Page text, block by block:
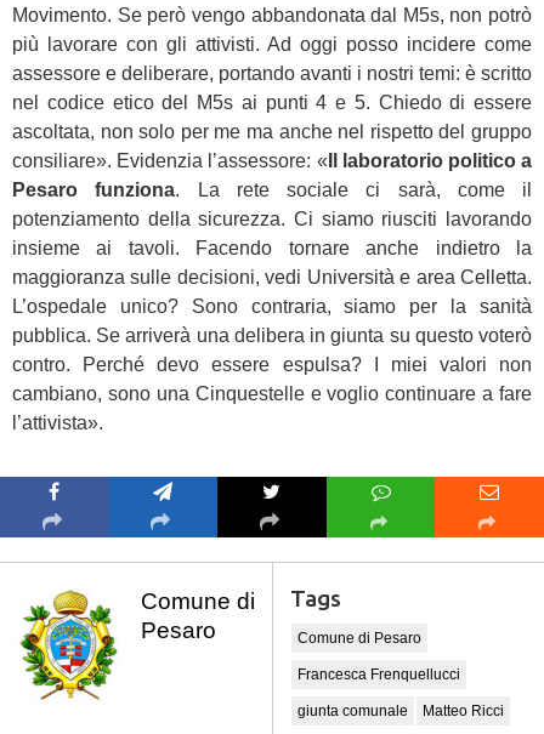
Movimento. Se però vengo abbandonata dal M5s, non potrò
più lavorare con gli attivisti. Ad oggi posso incidere come
assessore e deliberare, portando avanti i nostri temi: è scritto
nel codice etico del M5s ai punti 4 e 5. Chiedo di essere
ascoltata, non solo per me ma anche nel rispetto del gruppo
consiliare». Evidenzia l’assessore: « Il laboratorio politico a
Pesaro funziona. La rete sociale ci sarà, come il
potenziamento della sicurezza. Ci siamo riusciti lavorando
insieme ai tavoli. Facendo tornare anche indietro la
maggioranza sulle decisioni, vedi Università e area Celletta.
L’ospedale unico? Sono contraria, siamo per la sanità
pubblica. Se arriverà una delibera in giunta su questo voterò
contro. Perché devo essere espulsa? I miei valori non
cambiano, sono una Cinquestelle e voglio continuare a fare
l’attivista».
Comune di
Pesaro
Tags
Comune di Pesaro
Francesca Frenquellucci
giunta comunale Matteo Ricci